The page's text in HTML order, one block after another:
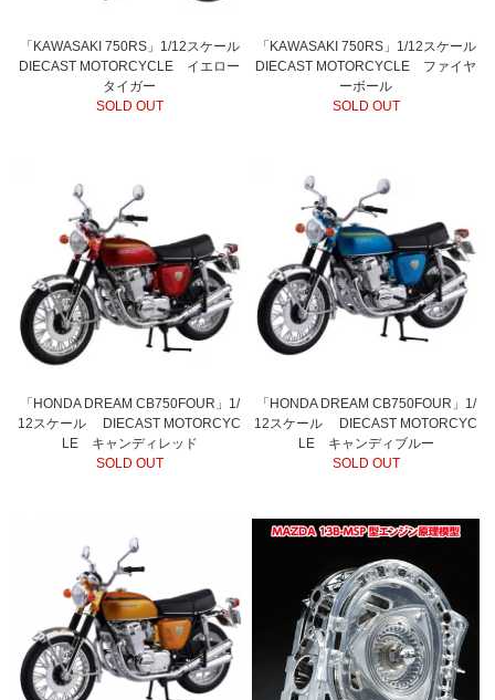
「KAWASAKI 750RS」1/12スケール
DIECAST MOTORCYCLE イエロー
タイガー
SOLD OUT
「KAWASAKI 750RS」1/12スケール
DIECAST MOTORCYCLE ファイヤ
ーボール
SOLD OUT
「HONDA DREAM CB750FOUR」1/
12スケール DIECAST MOTORCYC
LE キャンディレッド
SOLD OUT
「HONDA DREAM CB750FOUR」1/
12スケール DIECAST MOTORCYC
LE キャンディブルー
SOLD OUT